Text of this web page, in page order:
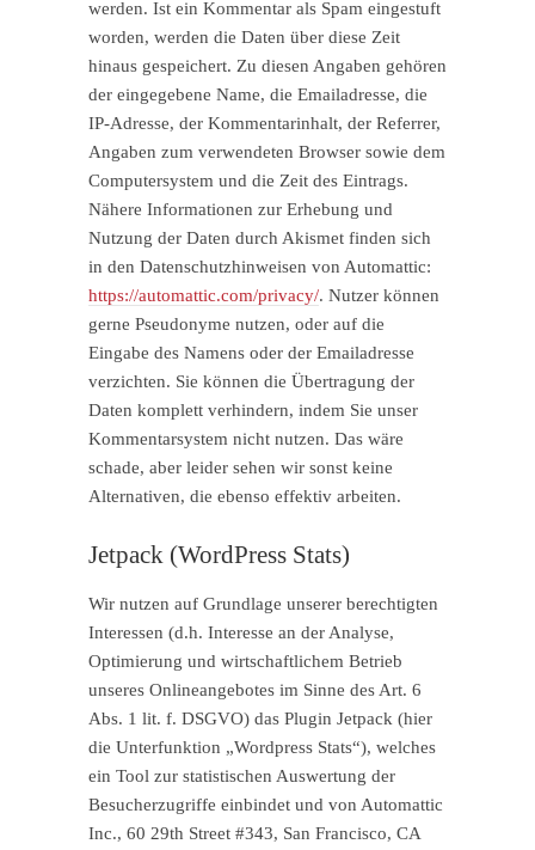
werden. Ist ein Kommentar als Spam eingestuft
worden, werden die Daten über diese Zeit
hinaus gespeichert. Zu diesen Angaben gehören
der eingegebene Name, die Emailadresse, die
IP-Adresse, der Kommentarinhalt, der Referrer,
Angaben zum verwendeten Browser sowie dem
Computersystem und die Zeit des Eintrags.
Nähere Informationen zur Erhebung und
Nutzung der Daten durch Akismet finden sich
in den Datenschutzhinweisen von Automattic:
https://automattic.com/privacy/. Nutzer können
gerne Pseudonyme nutzen, oder auf die
Eingabe des Namens oder der Emailadresse
verzichten. Sie können die Übertragung der
Daten komplett verhindern, indem Sie unser
Kommentarsystem nicht nutzen. Das wäre
schade, aber leider sehen wir sonst keine
Alternativen, die ebenso effektiv arbeiten.
Jetpack (WordPress Stats)
Wir nutzen auf Grundlage unserer berechtigten
Interessen (d.h. Interesse an der Analyse,
Optimierung und wirtschaftlichem Betrieb
unseres Onlineangebotes im Sinne des Art. 6
Abs. 1 lit. f. DSGVO) das Plugin Jetpack (hier
die Unterfunktion „Wordpress Stats“), welches
ein Tool zur statistischen Auswertung der
Besucherzugriffe einbindet und von Automattic
Inc., 60 29th Street #343, San Francisco, CA